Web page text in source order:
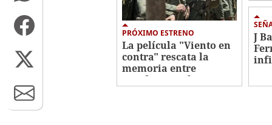
PRÓXIMO ESTRENO
La película "Viento en
contra" rescata la
memoria entre
Honduras y El
J